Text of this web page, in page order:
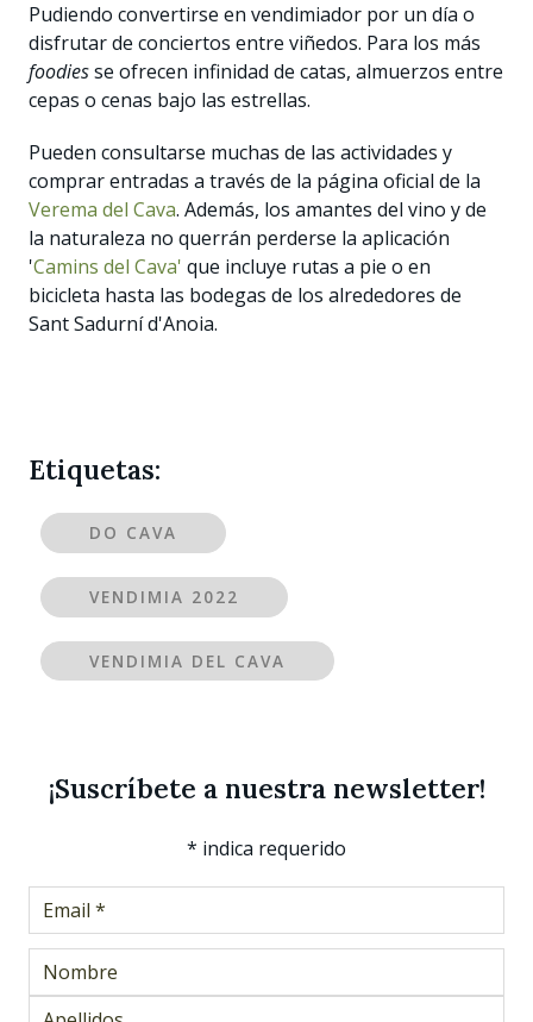
Pudiendo convertirse en vendimiador por un día o
disfrutar de conciertos entre viñedos. Para los más
foodiesse ofrecen infinidad de catas, almuerzos entre
cepas o cenas bajo las estrellas.
Pueden consultarse muchas de las actividades y
comprar entradas a través de la página oficial de la
Verema del Cava. Además, los amantes del vino y de
la naturaleza no querrán perderse la aplicación
'Camins del Cava' que incluye rutas a pie o en
bicicleta hasta las bodegas de los alrededores de
Sant Sadurní d'Anoia.
Etiquetas:
DO CAVA
VENDIMIA 2022
VENDIMIA DEL CAVA
¡Suscríbete a nuestra newsletter!
* indica requerido